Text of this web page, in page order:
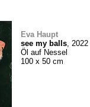
Eva Haupt
see my balls, 2022
Öl auf Nessel
100 x 50 cm